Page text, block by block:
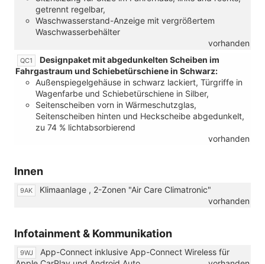
getrennt regelbar,
Waschwasserstand-Anzeige mit vergrößertem
Waschwasserbehälter
vorhanden
QC1
Designpaket mit abgedunkelten Scheiben im
Fahrgastraum und Schiebetürschiene in Schwarz:
Außenspiegelgehäuse in schwarz lackiert, Türgriffe in
Wagenfarbe und Schiebetürschiene in Silber,
Seitenscheiben vorn in Wärmeschutzglas,
Seitenscheiben hinten und Heckscheibe abgedunkelt,
zu 74 % lichtabsorbierend
vorhanden
Innen
9AK
Klimaanlage , 2-Zonen "Air Care Climatronic"
vorhanden
Infotainment & Kommunikation
9WJ
App-Connect inklusive App-Connect Wireless für